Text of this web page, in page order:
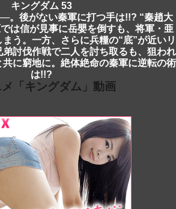
キングダム 53
。後がない秦軍に打つ手は!!? “秦趙大
は信が見事に岳嬰を倒すも、将軍・亜
う。一方、さらに兵糧の“底”が近いリ
弟討伐作戦で二人を討ち取るも、狙われ
に窮地に。絶体絶命の秦軍に逆転の術
は!!?
「キングダム」動画